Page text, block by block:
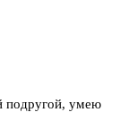
подругой, умею